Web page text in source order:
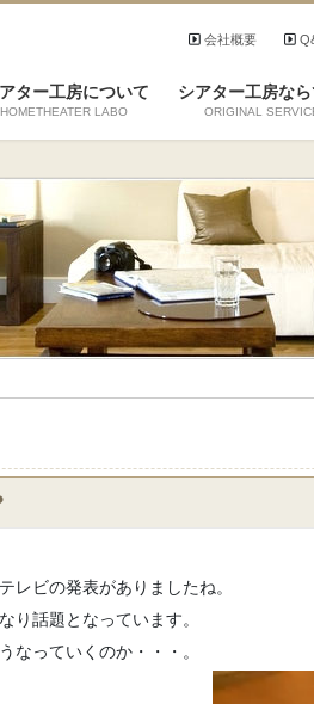
会社概要
ター工房について
LABO
シアター工房な
ORIGINAL
レビの発表がありましたね。
り話題となっています。
なっていくのか・・・。